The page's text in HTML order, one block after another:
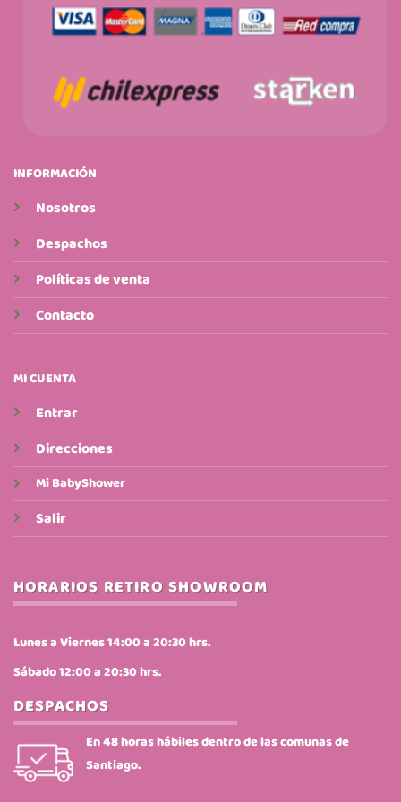
INFORMACIÓN
Nosotros
Despachos
Políticas de venta
Contacto
MI CUENTA
Entrar
Direcciones
Mi BabyShower
Salir
HORARIOS RETIRO SHOWROOM
Lunes a Viernes 14:00 a 20:30 hrs.
Sábado 12:00 a 20:30 hrs.
DESPACHOS
En 48 horas hábiles dentro de las comunas de
Santiago.